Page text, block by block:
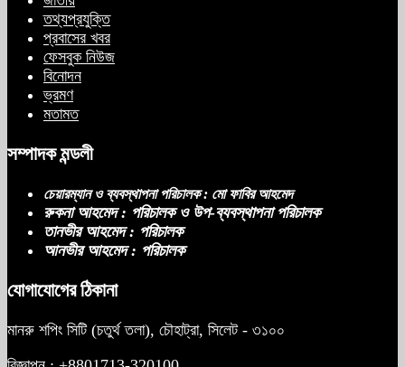
যুক্তরাষ্ট্রের নতুন নীতি
ট্রাম্পকে ‘রাজার খোঁচা’ দিলেন ব্রিটিশ চার্লস,
ফরাসি ভাষা নিয়ে ব্যঙ্গ
তথ্যপ্রযুক্তি
প্রবাসের খবর
ফেসবুক নিউজ
বিনোদন
ভ্রমণ
মতামত
সম্পাদক মন্ডলী
চেয়ারম্যান ও ব্যবস্থাপনা পরিচালক : মো ফাবির আহমেদ
রুকনা আহমেদ : পরিচালক ও উপ-ব্যবস্থাপনা পরিচালক
তানভীর আহমেদ : পরিচালক
আনভীর আহমেদ : পরিচালক
যোগাযোগের ঠিকানা
মানরু শপিং সিটি (চতুর্থ তলা), চৌহাট্রা, সিলেট - ৩১০০